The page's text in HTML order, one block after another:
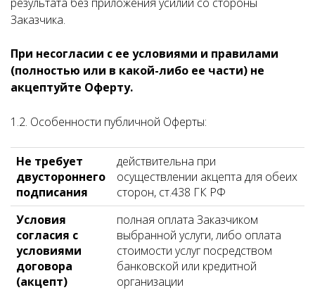
Заказчика.
При несогласии с ее условиями и правилами
(полностью или в какой-либо ее части) не
акцептуйте Оферту.
1.2. Особенности публичной Оферты:
Не требует
двустороннего
подписания
действительна при
осуществлении акцепта для обеих
сторон, ст.438 ГК РФ
Условия
согласия с
условиями
договора
(акцепт)
полная оплата Заказчиком
выбранной услуги, либо оплата
стоимости услуг посредством
банковской или кредитной
организации